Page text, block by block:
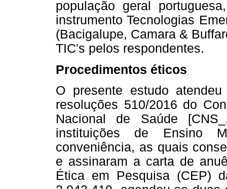
população geral
instrumento Tecnologias
(Bacigalupe, Camara &
TIC's pelos respondentes.
Procedimentos éticos
O presente estudo
resoluções 510/2016 do
Nacional de Saúde
instituições de Ensino
conveniência, as quais
e assinaram a carta de
Ética em Pesquisa (CEP)